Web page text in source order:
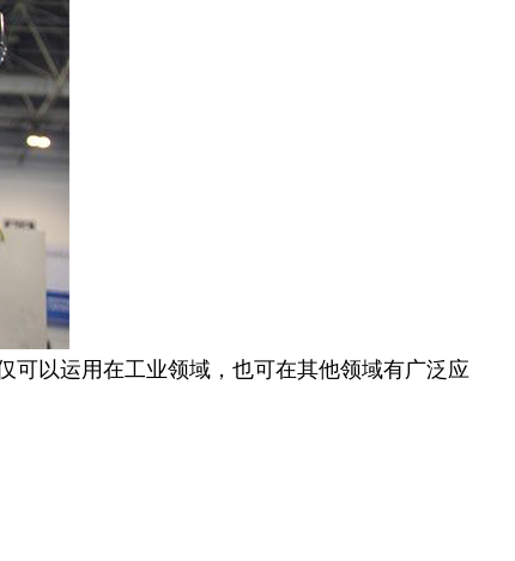
可以运用在工业领域，也可在其他领域有广泛应